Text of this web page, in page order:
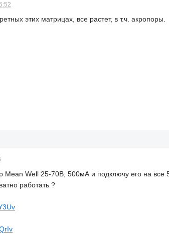
этих матрицах, все растет, в т.ч. акропоры.
Mean Well 25-70В, 500мА и подключу его на все
работать ?